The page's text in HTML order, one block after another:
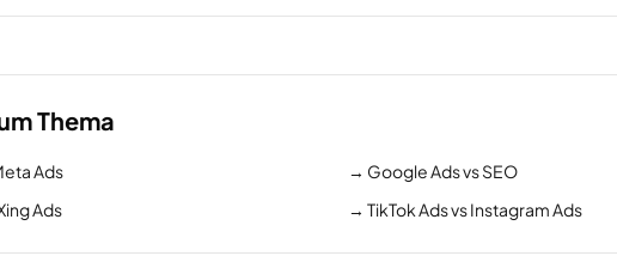
Thema
Ads → Google Ads vs SEO
Ads → TikTok Ads vs Instagram Ads